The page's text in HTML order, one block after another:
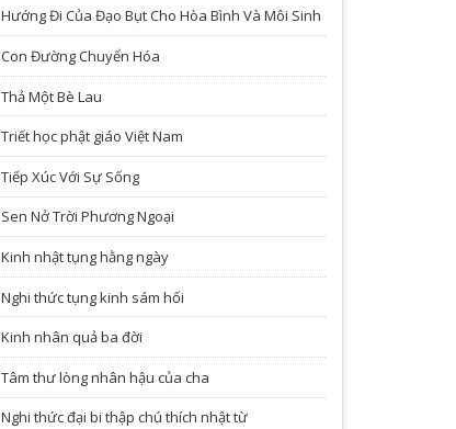
Hướng Đi Của Đạo Bụt Cho Hòa Bình Và Môi Sinh
Con Đường Chuyển Hóa
Thả Một Bè Lau
Triết học phật giáo Việt Nam
Tiếp Xúc Với Sự Sống
Sen Nở Trời Phương Ngoại
Kinh nhật tụng hằng ngày
Nghi thức tụng kinh sám hối
Kinh nhân quả ba đời
Tâm thư lòng nhân hậu của cha
Nghi thức đại bi thập chú thích nhật từ